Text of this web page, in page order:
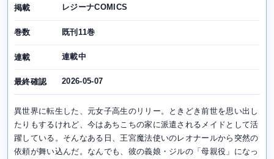
掲載 レジーナCOMICS
巻数 既刊11巻
連載 連載中
最終確認 2026-05-07
異世界に転生した、元女子高生のリリー。ときどき前世を思い出し
たりもするけれど、今はあちこちの家に派遣されるメイドとして活
躍している。そんなある日、王宮魔法使いのレオナールから突然の
依頼が舞い込んだ。なんでも、彼の義娘・ジルの「母親役」になっ